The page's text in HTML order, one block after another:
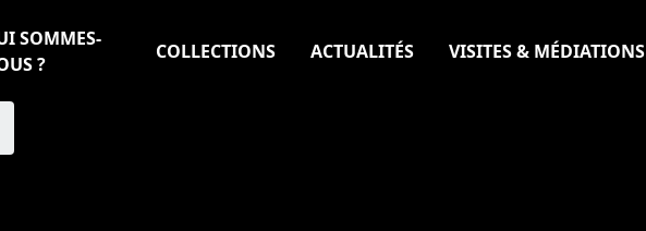
SOMMES-
?
COLLECTIONS ACTUALITÉS VISITES & MÉDIATIONS